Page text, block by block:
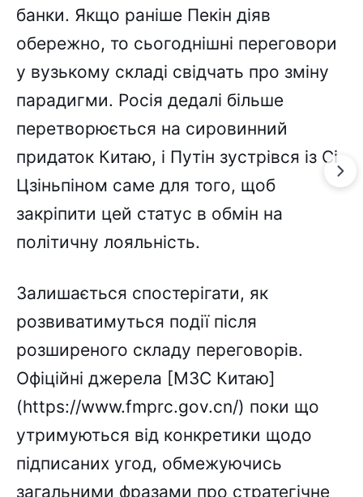
банки. Якщо раніше Пекін діяв
обережно, то сьогоднішні переговори
у вузькому складі свідчать про зміну
парадигми. Росія дедалі більше
перетворюється на сировинний
придаток Китаю, і Путін зустрівся із Сі
Цзіньпіном саме для того, щоб
закріпити цей статус в обмін на
політичну лояльність.
Залишається спостерігати, як
розвиватимуться події після
розширеного складу переговорів.
Офіційні джерела [МЗС Китаю]
(https://www.fmprc.gov.cn/) поки що
утримуються від конкретики щодо
підписаних угод, обмежуючись
загальними фразами про стратегічне